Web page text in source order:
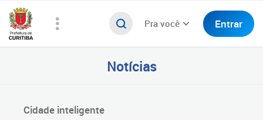
Pra você Entrar
Notícias
Cidade inteligente